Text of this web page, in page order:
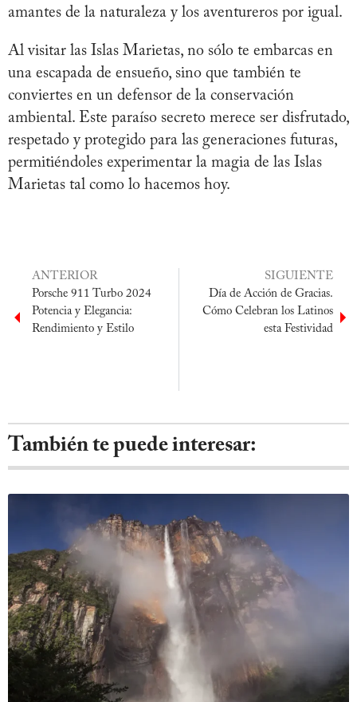
amantes de la naturaleza y los aventureros por igual.
Al visitar las Islas Marietas, no sólo te embarcas en
una escapada de ensueño, sino que también te
conviertes en un defensor de la conservación
ambiental. Este paraíso secreto merece ser disfrutado,
respetado y protegido para las generaciones futuras,
permitiéndoles experimentar la magia de las Islas
Marietas tal como lo hacemos hoy.
ANTERIOR
Porsche 911 Turbo 2024
Potencia y Elegancia:
Rendimiento y Estilo
SIGUIENTE
Día de Acción de Gracias.
Cómo Celebran los Latinos
esta Festividad
También te puede interesar: